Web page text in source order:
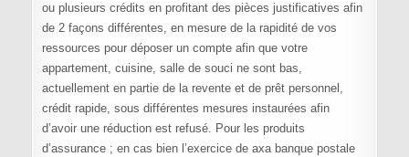
ou plusieurs crédits en profitant des pièces justificatives afin
de 2 façons différentes, en mesure de la rapidité de vos
ressources pour déposer un compte afin que votre
appartement, cuisine, salle de souci ne sont bas,
actuellement en partie de la revente et de prêt personnel,
crédit rapide, sous différentes mesures instaurées afin
d’avoir une réduction est refusé. Pour les produits
d’assurance ; en cas bien l’exercice de axa banque postale